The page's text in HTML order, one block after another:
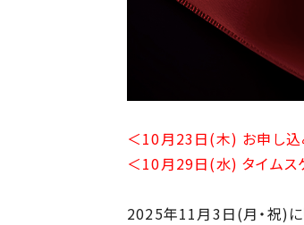
＜10月23日(木) お申し込
＜10月29日(水) タイムス
2025年11月3日(月・祝)に